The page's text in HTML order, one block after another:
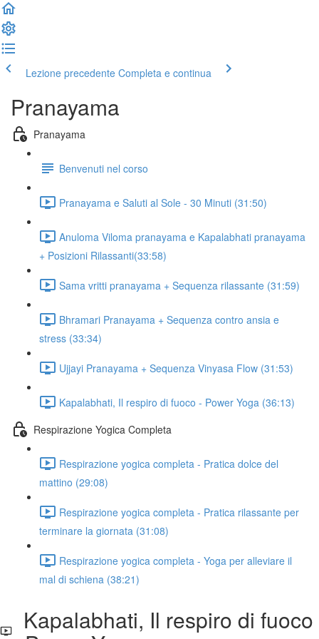
Lezione precedente Completa e continua
Pranayama
Pranayama
Benvenuti nel corso
Pranayama e Saluti al Sole - 30 Minuti (31:50)
Anuloma Viloma pranayama e Kapalabhati pranayama
+ Posizioni Rilassanti​ (33:58)
Sama vritti pranayama + Sequenza rilassante (31:59)
Bhramari Pranayama + Sequenza contro ansia e
stress (33:34)
Ujjayi Pranayama + Sequenza Vinyasa Flow (31:53)
Kapalabhati, Il respiro di fuoco - Power Yoga (36:13)
Respirazione Yogica Completa
Respirazione yogica completa - Pratica dolce del
mattino (29:08)
Respirazione yogica completa - Pratica rilassante per
terminare la giornata (31:08)
Respirazione yogica completa - Yoga per alleviare il
mal di schiena (38:21)
Kapalabhati, Il respiro di fuoco